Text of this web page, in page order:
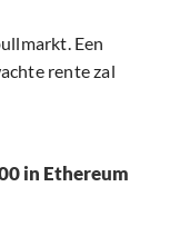
Een
rente zal
in Ethereum